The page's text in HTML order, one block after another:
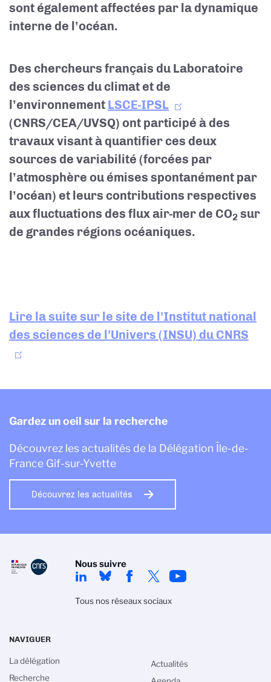
sont également affectées par la dynamique
interne de l’océan.
Des chercheurs français du Laboratoire
des sciences du climat et de
l’environnement LSCE-IPSL
(CNRS/CEA/UVSQ) ont participé à des
travaux visant à quantifier ces deux
sources de variabilité (forcées par
l’atmosphère ou émises spontanément par
l’océan) et leurs contributions respectives
aux fluctuations des flux air-mer de CO2 sur
de grandes régions océaniques.
Lire la suite sur le site de l'Institut national
des sciences de l'Univers (INSU) du CNRS
Gardez un oeil sur la recherche
Découvrez les actualités de la Délégation Île-de-
France Gif-sur-Yvette
Découvrez les actualités
Nous suivre
Tous nos réseaux sociaux
NAVIGUER
La délégation
Recherche
Actualités